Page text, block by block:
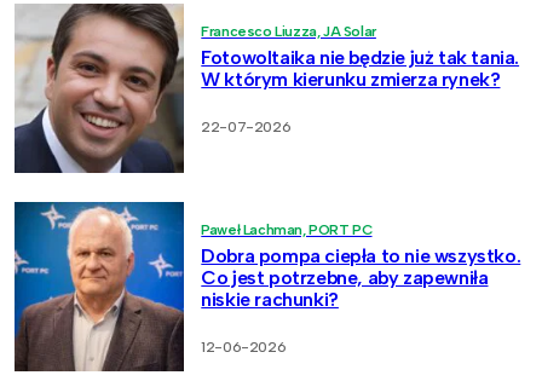
Francesco Liuzza, JA Solar
Fotowoltaika nie będzie już tak tania.
W którym kierunku zmierza rynek?
22-07-2026
Paweł Lachman, PORT PC
Dobra pompa ciepła to nie wszystko.
Co jest potrzebne, aby zapewniła
niskie rachunki?
12-06-2026